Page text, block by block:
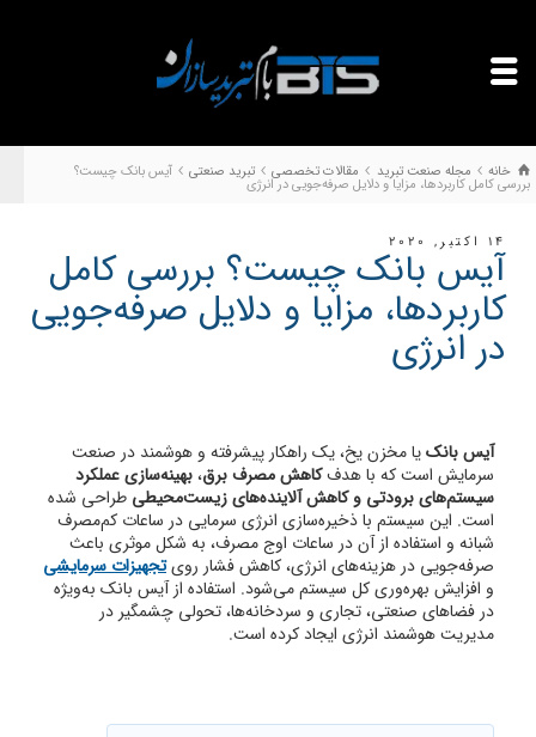
خانه مجله صنعت تبرید مقالات تخصصی تبرید صنعتی آیس بانک چیست؟
بررسی کامل کاربردها، مزایا و دلایل صرفه‌جویی در انرژی
14 اکتبر, 2020
آیس بانک چیست؟ بررسی کامل
کاربردها، مزایا و دلایل صرفه‌جویی
در انرژی
آیس بانکیا مخزن یخ، یک راهکار پیشرفته و هوشمند در صنعت
سرمایش است که با هدفکاهش مصرف برق،بهینه‌سازی عملکرد
سیستم‌های برودتی و کاهش آلاینده‌های زیست‌محیطی طراحی شده
است. این سیستم با ذخیره‌سازی انرژی سرمایی در ساعات کم‌مصرف
شبانه و استفاده از آن در ساعات اوج مصرف، به شکل موثری باعث
صرفه‌جویی در هزینه‌های انرژی، کاهش فشار رویتجهیزات سرمایشی
و افزایش بهره‌وری کل سیستم می‌شود. استفاده از آیس بانک به‌ویژه
در فضاهای صنعتی، تجاری و سردخانه‌ها، تحولی چشمگیر در
مدیریت هوشمند انرژی ایجاد کرده است.